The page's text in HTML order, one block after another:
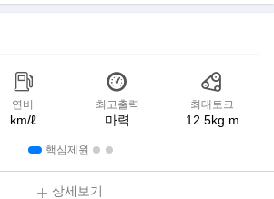
연비
km/ℓ
최고출력
마력
최대토크
12.5kg.m
핵심제원
상세보기